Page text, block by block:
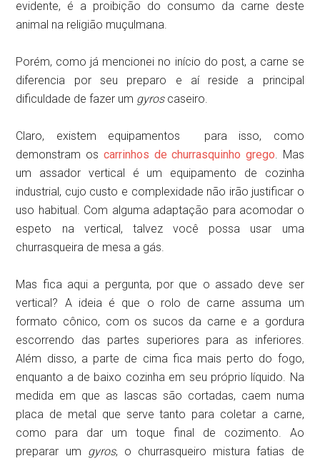
evidente, é a proibição do consumo da carne deste
animal na religião muçulmana.
Porém, como já mencionei no início do post, a carne se
diferencia por seu preparo e aí reside a principal
dificuldade de fazer um gyroscaseiro.
Claro, existem equipamentos para isso, como
demonstram os carrinhos de churrasquinho grego. Mas
um assador vertical é um equipamento de cozinha
industrial, cujo custo e complexidade não irão justificar o
uso habitual. Com alguma adaptação para acomodar o
espeto na vertical, talvez você possa usar uma
churrasqueira de mesa a gás.
Mas fica aqui a pergunta, por que o assado deve ser
vertical? A ideia é que o rolo de carne assuma um
formato cônico, com os sucos da carne e a gordura
escorrendo das partes superiores para as inferiores.
Além disso, a parte de cima fica mais perto do fogo,
enquanto a de baixo cozinha em seu próprio líquido. Na
medida em que as lascas são cortadas, caem numa
placa de metal que serve tanto para coletar a carne,
como para dar um toque final de cozimento. Ao
preparar um gyros, o churrasqueiro mistura fatias de